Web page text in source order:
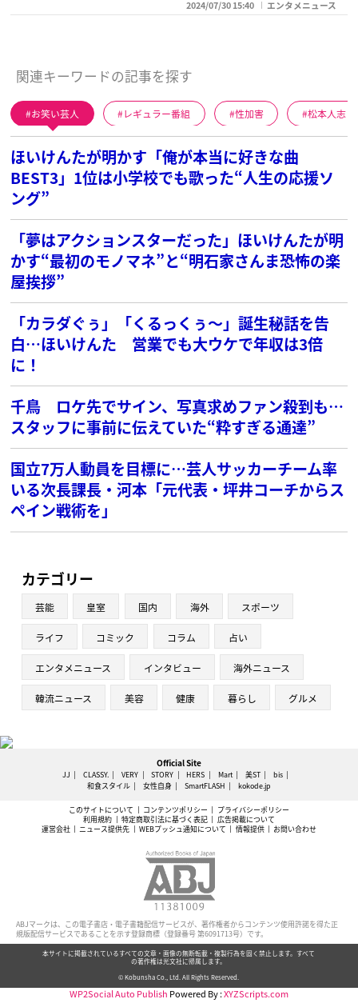
2024/07/30 15:40 エンタメニュース
関連キーワードの記事を探す
お笑い芸人 レギュラー番組 性加害 松本人志
ほいけんたが明かす「俺が本当に好きな曲
BEST3」1位は小学校でも歌った“人生の応援ソ
ング”
「夢はアクションスターだった」ほいけんたが明
かす“最初のモノマネ”と“明石家さんま恐怖の楽
屋挨拶”
「カラダぐぅ」「くるっくぅ〜」誕生秘話を告
白…ほいけんた 営業でも大ウケで年収は3倍
に！
千鳥 ロケ先でサイン、写真求めファン殺到も…
スタッフに事前に伝えていた“粋すぎる通達”
国立7万人動員を目標に…芸人サッカーチーム率
いる次長課長・河本「元代表・坪井コーチからス
ペイン戦術を」
カテゴリー
芸能 皇室 国内 海外 スポーツ
ライフ コミック コラム 占い
エンタメニュース インタビュー 海外ニュース
韓流ニュース 美容 健康 暮らし グルメ
Official Site
JJ CLASSY. VERY STORY HERS Mart 美ST
bis
和食スタイル
女性自身 SmartFLASH kokode.jp
このサイトについて コンテンツポリシー
プライバシーポリシー
利用規約
特定商取引法に基づく表記
広告掲載について
運営会社
ニュース提供先 WEBプッシュ通知について 情報提供 お問い合わせ
ABJマークは、この電子書店・電子書籍配信サービスが、著作権者からコンテンツ使用許諾を得た正
規版配信サービスであることを示す登録商標（登録番号 第6091713号）です。
本サイトに掲載されているすべての文章・画像の無断転載・複製行為を固く禁止します。すべて
の著作権は光文社に帰属します。
© Kobunsha Co., Ltd. All Rights Reserved.
WP2Social Auto Publish Powered By :XYZScripts.com